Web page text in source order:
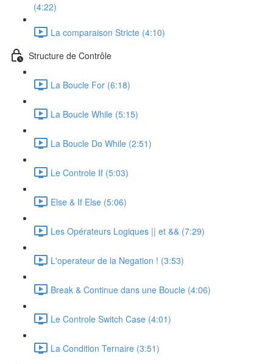
(4:22)
La comparaison Stricte (4:10)
Structure de Contrôle
La Boucle For (6:18)
La Boucle While (5:15)
La Boucle Do While (2:51)
Le Controle If (5:03)
Else & If Else (5:06)
Les Opérateurs Logiques || et && (7:29)
L'operateur de la Negation ! (3:53)
Break & Continue dans une Boucle (4:06)
Le Controle Switch Case (4:01)
La Condition Ternaire (3:51)